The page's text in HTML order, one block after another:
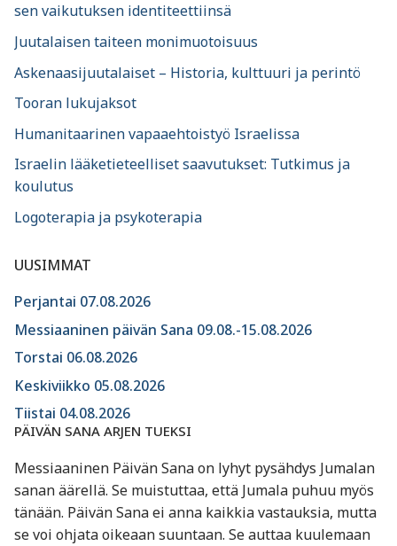
sen vaikutuksen identiteettiinsä
Juutalaisen taiteen monimuotoisuus
Askenaasijuutalaiset – Historia, kulttuuri ja perintö
Tooran lukujaksot
Humanitaarinen vapaaehtoistyö Israelissa
Israelin lääketieteelliset saavutukset: Tutkimus ja
koulutus
Logoterapia ja psykoterapia
UUSIMMAT
Perjantai 07.08.2026
Messiaaninen päivän Sana 09.08.-15.08.2026
Torstai 06.08.2026
Keskiviikko 05.08.2026
Tiistai 04.08.2026
PÄIVÄN SANA ARJEN TUEKSI
Messiaaninen Päivän Sana on lyhyt pysähdys Jumalan
sanan äärellä. Se muistuttaa, että Jumala puhuu myös
tänään. Päivän Sana ei anna kaikkia vastauksia, mutta
se voi ohjata oikeaan suuntaan. Se auttaa kuulemaan